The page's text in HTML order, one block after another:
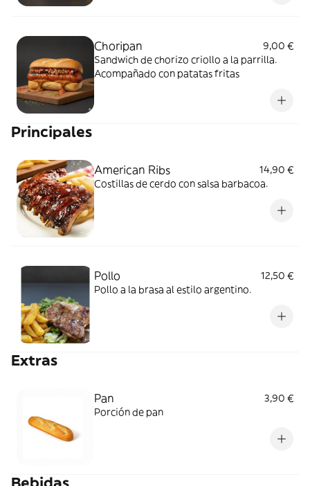
Choripan
9,00 €
Sandwich de chorizo criollo a la parrilla.
Acompañado con patatas fritas
Principales
American Ribs
14,90 €
Costillas de cerdo con salsa barbacoa.
Pollo
12,50 €
Pollo a la brasa al estilo argentino.
Extras
Pan
3,90 €
Porción de pan